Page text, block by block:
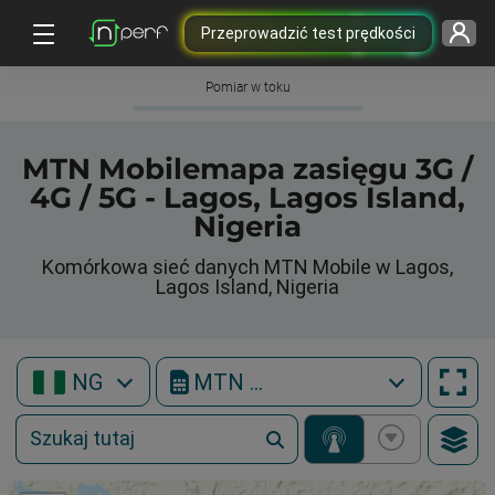
Przeprowadzić test prędkości
Pomiar w toku
MTN Mobilemapa zasięgu 3G /
4G / 5G - Lagos, Lagos Island,
Nigeria
Komórkowa sieć danych MTN Mobile w Lagos,
Lagos Island, Nigeria
NG MTN Mobile